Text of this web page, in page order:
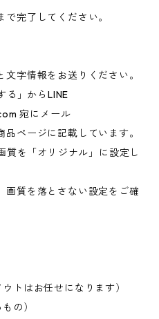
完了してください。
字情報をお送りください。
る」からLINE
宛にメール
ページに記載しています。
を「オリジナル」に設定し
質を落とさない設定をご確
トはお任せになります）
の）